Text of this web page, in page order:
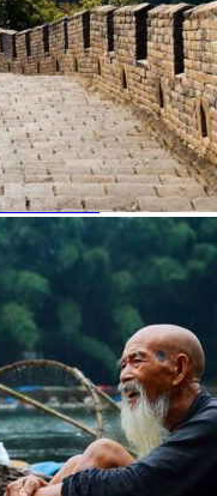
Chinoises
en Chine
Chinois
de Chine
de Chine
le monde
une étonnante diversité
en Chine
Chine
depuis la Chine ?
votre drone
en Chine